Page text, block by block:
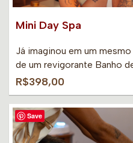
Mini Day Spa
Já imaginou em um
de um revigorante Banho
R$398,00
Save